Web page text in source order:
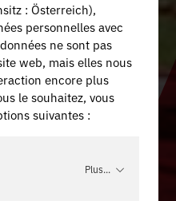
: Österreich),
personnelles avec
ne sont pas
web, mais elles nous
encore plus
le souhaitez, vous
suivantes :
Plus...